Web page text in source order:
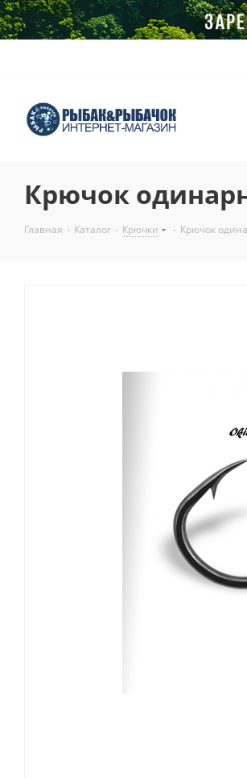
Крючок
Главная - Каталог - Крючки - Крючок